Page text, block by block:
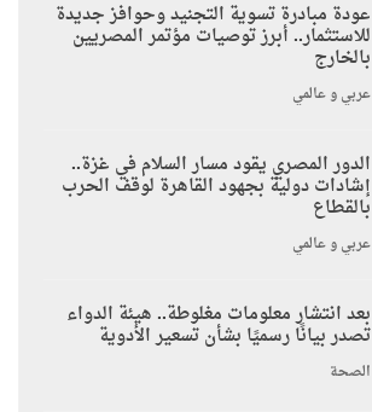
عودة مبادرة تسوية التجنيد وحوافز جديدة
للاستثمار.. أبرز توصيات مؤتمر المصريين
بالخارج
عربي و عالمي
الدور المصري يقود مسار السلام في غزة..
إشادات دولية بجهود القاهرة لوقف الحرب
بالقطاع
عربي و عالمي
بعد انتشار معلومات مغلوطة.. هيئة الدواء
تصدر بيانًا رسميًا بشأن تسعير الأدوية
الصحة